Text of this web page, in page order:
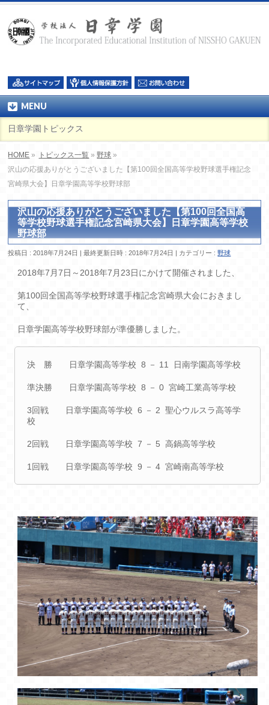
MENU
日章学園トピックス
HOME » トピックス一覧 »野球 »
沢山の応援ありがとうございました【第100回全国高等学校野球選手権記念
宮崎県大会】日章学園高等学校野球部
沢山の応援ありがとうございました【第100回全国高
等学校野球選手権記念宮崎県大会】日章学園高等学校
野球部
投稿日 : 2018年7月24日 最終更新日時 : 2018年7月24日 カテゴリー :野球
2018年7月7日～2018年7月23日にかけて開催されました、
第100回全国高等学校野球選手権記念宮崎県大会におきまし
て、
日章学園高等学校野球部が準優勝しました。
決 勝 日章学園高等学校 8 － 11 日南学園高等学校
準決勝 日章学園高等学校 8 － 0 宮崎工業高等学校
3回戦 日章学園高等学校 6 － 2 聖心ウルスラ高等学
校
2回戦 日章学園高等学校 7 － 5 高鍋高等学校
1回戦 日章学園高等学校 9 － 4 宮崎南高等学校